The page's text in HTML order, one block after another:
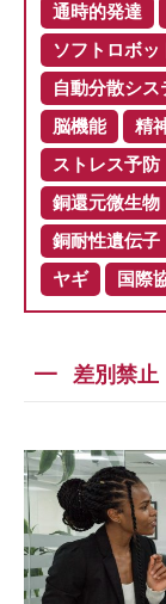
通時的発達
ソフトロボッ
自動分散シス
脳機能
精
ストレス予防
銅還元微生物
銅耐性遺伝子
ヤギ
国際
差別禁止